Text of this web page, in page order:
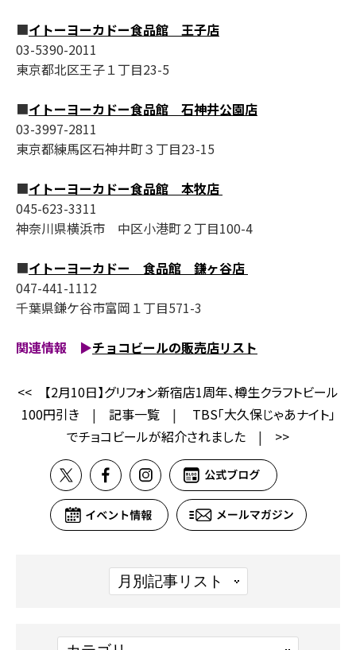
■イトーヨーカドー食品館 王子店
03-5390-2011
東京都北区王子１丁目23-5
■イトーヨーカドー食品館 石神井公園店
03-3997-2811
東京都練馬区石神井町３丁目23-15
■イトーヨーカドー食品館 本牧店
045-623-3311
神奈川県横浜市 中区小港町２丁目100-4
■イトーヨーカドー 食品館 鎌ヶ谷店
047-441-1112
千葉県鎌ケ谷市富岡１丁目571-3
関連情報 ▶チョコビールの販売店リスト
<<
【2月10日】グリフォン新宿店1周年、樽生クラフトビール
100円引き | 記事一覧|
TBS「大久保じゃあナイト」
でチョコビールが紹介されました | >>